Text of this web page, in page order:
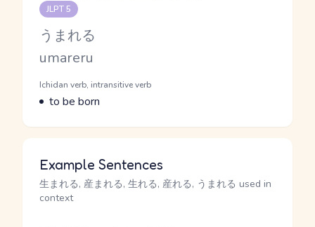
JLPT 5
Kana Reading
うまれる
Romaji
umareru
Word Senses
Parts of speech
Ichidan verb, intransitive verb
Meaning
to be born
Example Sentences
生まれる, 産まれる, 生れる, 産れる, うまれる used in
context